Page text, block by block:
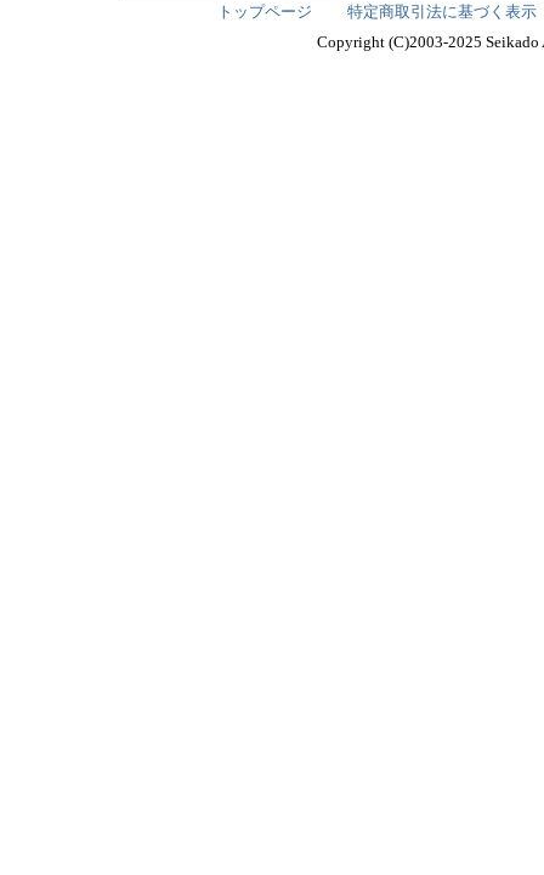
トップページ
特定商取引法に基づく表示
Copyright (C)2003-2025